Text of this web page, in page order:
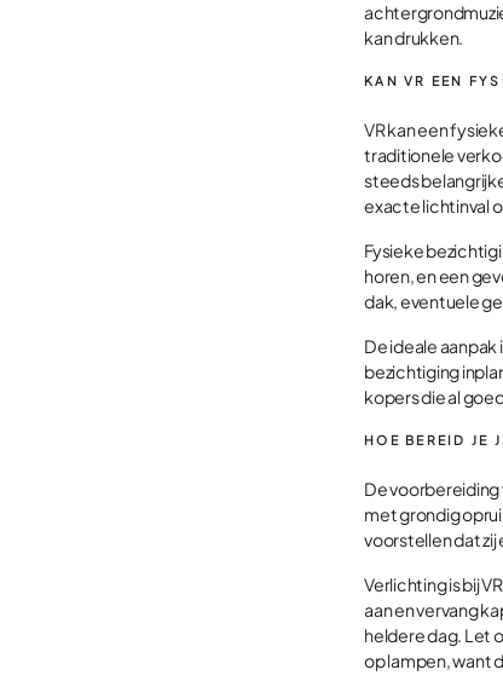
kan drukken.
KAN VR EEN
VR kan een
traditionele
steeds
exacte lichtinval
Fysieke
horen, en een
dak, eventuele
De ideale
bezichtiging
kopers die al
HOE BEREID JE
De voorbereiding
met grondig
voorstellen dat zij
Verlichting is bij
aan en vervang
heldere dag. Let
op lampen, want